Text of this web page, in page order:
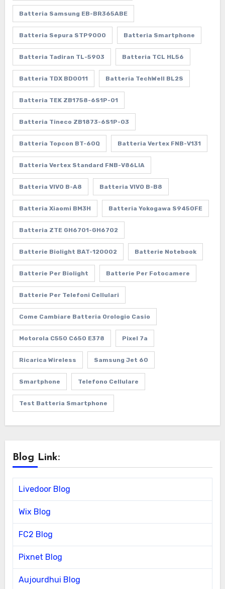
Batteria Samsung EB-BR365ABE
Batteria Sepura STP9000 Batteria Smartphone
Batteria Tadiran TL-5903 Batteria TCL HL56
Batteria TDX BD0011 Batteria TechWell BL2S
Batteria TEK ZB1758-6S1P-01
Batteria Tineco ZB1873-6S1P-03
Batteria Topcon BT-60Q Batteria Vertex FNB-V131
Batteria Vertex Standard FNB-V86LIA
Batteria VIVO B-A8 Batteria VIVO B-B8
Batteria Xiaomi BM3H Batteria Yokogawa S9450FE
Batteria ZTE GH6701-GH6702
Batterie Biolight BAT-120002 Batterie Notebook
Batterie Per Biolight Batterie Per Fotocamere
Batterie Per Telefoni Cellulari
Come Cambiare Batteria Orologio Casio
Motorola C550 C650 E378 Pixel 7a
Ricarica Wireless Samsung Jet 60
Smartphone Telefono Cellulare
Test Batteria Smartphone
Blog Link:
Livedoor Blog
Wix Blog
FC2 Blog
Pixnet Blog
Aujourdhui Blog